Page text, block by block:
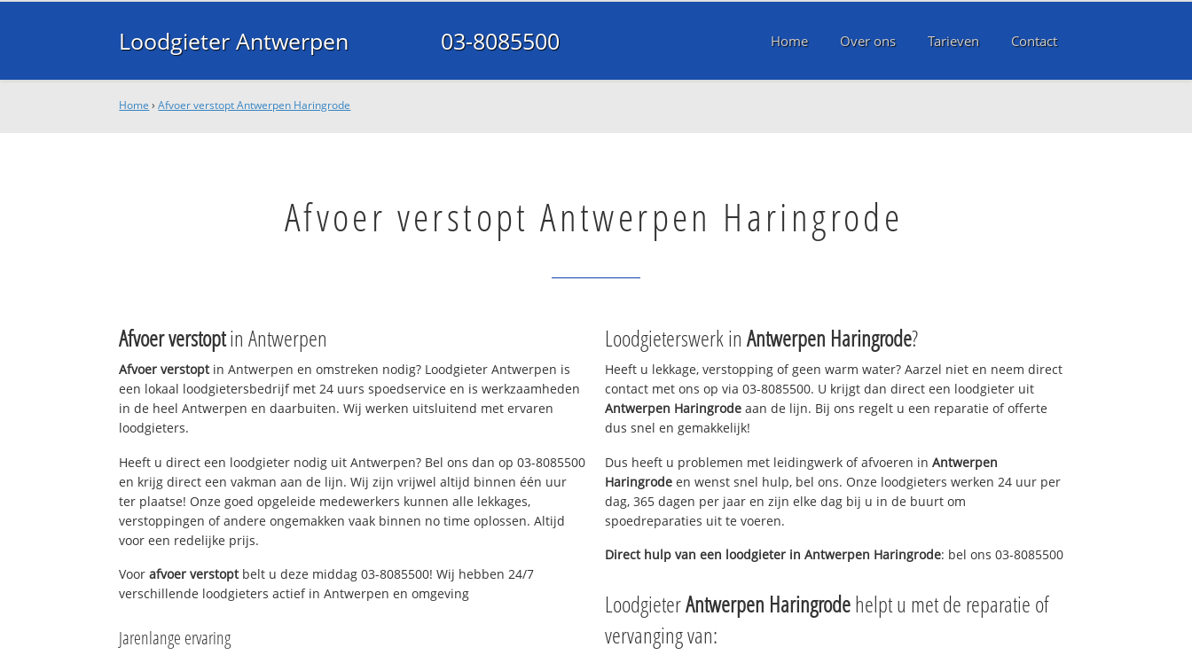
Loodgieter Antwerpen 03-8085500 Home Over ons Tarieven Contact
Home ›Afvoer verstopt Antwerpen Haringrode
Afvoer verstopt Antwerpen Haringrode
Afvoer verstoptin Antwerpen
Afvoer verstoptin Antwerpen en omstreken nodig? Loodgieter Antwerpen is
een lokaal loodgietersbedrijf met 24 uurs spoedservice en is werkzaamheden
in de heel Antwerpen en daarbuiten. Wij werken uitsluitend met ervaren
loodgieters.
Heeft u direct een loodgieter nodig uit Antwerpen? Bel ons dan op 03-8085500
en krijg direct een vakman aan de lijn. Wij zijn vrijwel altijd binnen één uur
ter plaatse! Onze goed opgeleide medewerkers kunnen alle lekkages,
verstoppingen of andere ongemakken vaak binnen no time oplossen. Altijd
voor een redelijke prijs.
Voorafvoer verstoptbelt u deze middag 03-8085500! Wij hebben 24/7
verschillende loodgieters actief in Antwerpen en omgeving
Jarenlange ervaring
Loodgieterswerk in Antwerpen Haringrode?
Heeft u lekkage, verstopping of geen warm water? Aarzel niet en neem direct
contact met ons op via 03-8085500. U krijgt dan direct een loodgieter uit
Antwerpen Haringrode aan de lijn. Bij ons regelt u een reparatie of offerte
dus snel en gemakkelijk!
Dus heeft u problemen met leidingwerk of afvoeren in Antwerpen
Haringrode en wenst snel hulp, bel ons. Onze loodgieters werken 24 uur per
dag, 365 dagen per jaar en zijn elke dag bij u in de buurt om
spoedreparaties uit te voeren.
Direct hulp van een loodgieter in Antwerpen Haringrode: bel ons 03-8085500
LoodgieterAntwerpen Haringrodehelpt u met de reparatie of
vervanging van: